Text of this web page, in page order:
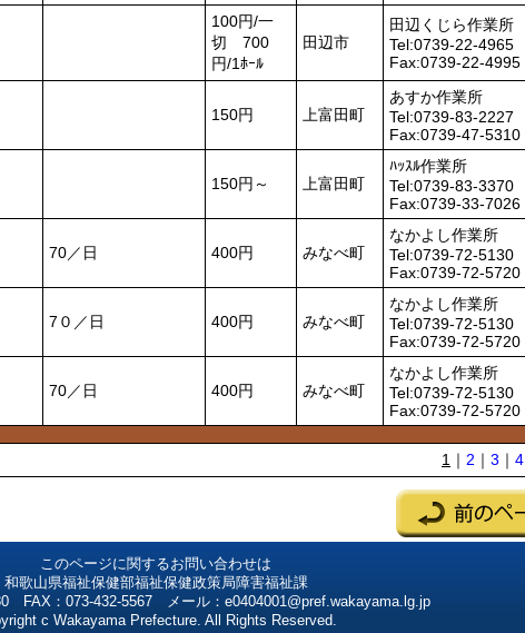
100円/一
切 700
円/1ﾎｰﾙ
田辺市
田辺くじら作業所
Tel:0739-22-4965
Fax:0739-22-4995
150円 上富田町
あすか作業所
Tel:0739-83-2227
Fax:0739-47-5310
150円～ 上富田町
ﾊｯｽﾙ作業所
Tel:0739-83-3370
Fax:0739-33-7026
70／日 400円 みなべ町
なかよし作業所
Tel:0739-72-5130
Fax:0739-72-5720
7０／日 400円 みなべ町
なかよし作業所
Tel:0739-72-5130
Fax:0739-72-5720
70／日 400円 みなべ町
なかよし作業所
Tel:0739-72-5130
Fax:0739-72-5720
1 ｜ 2 ｜ 3 ｜ 4
このページに関するお問い合わせは
和歌山県福祉保健部福祉保健政策局障害福祉課
FAX：073-432-5567 メール：e0404001@pref.wakayama.lg.jp
c Wakayama Prefecture. All Rights Reserved.